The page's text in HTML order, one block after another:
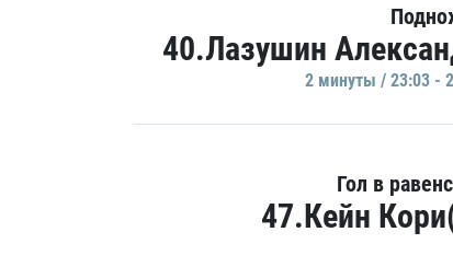
40.Лазушин
2 минуты / 23:03 -
Гол в
47.Кейн